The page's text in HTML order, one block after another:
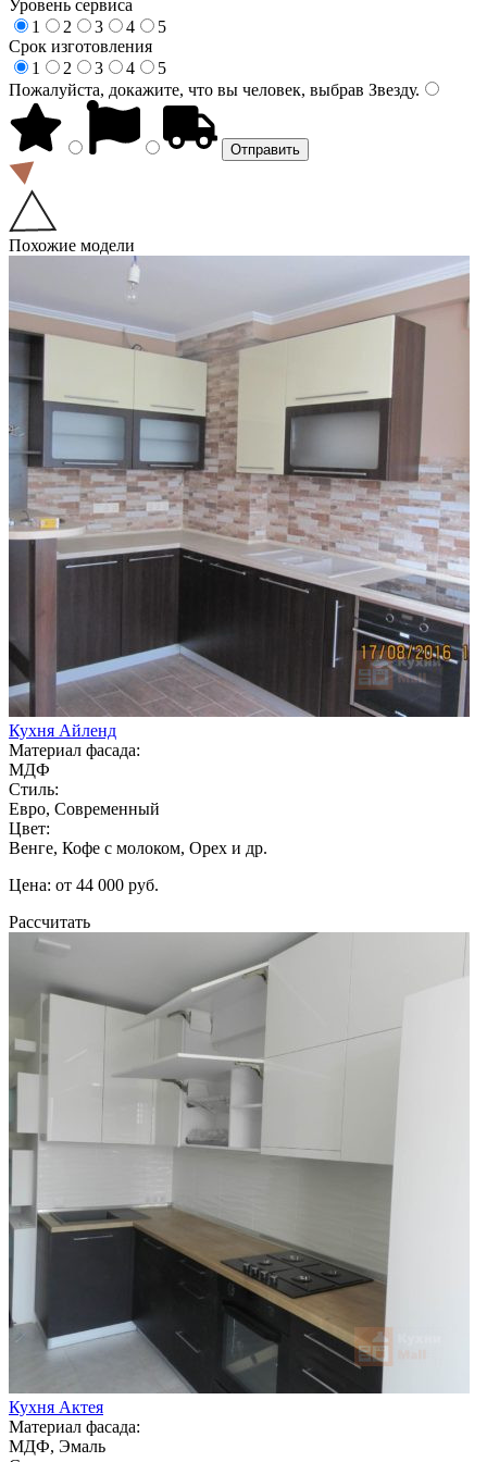
Уровень сервиса
1
2 3 4
5
Срок изготовления
1
2 3 4
5
Пожалуйста, докажите, что вы человек, выбрав Звезду.
Похожие модели
Кухня Айленд
Материал фасада:
МДФ
Стиль:
Евро, Современный
Цвет:
Венге, Кофе с молоком, Орех и др.
Цена: от 44 000 руб.
Рассчитать
Кухня Актея
Материал фасада:
МДФ, Эмаль